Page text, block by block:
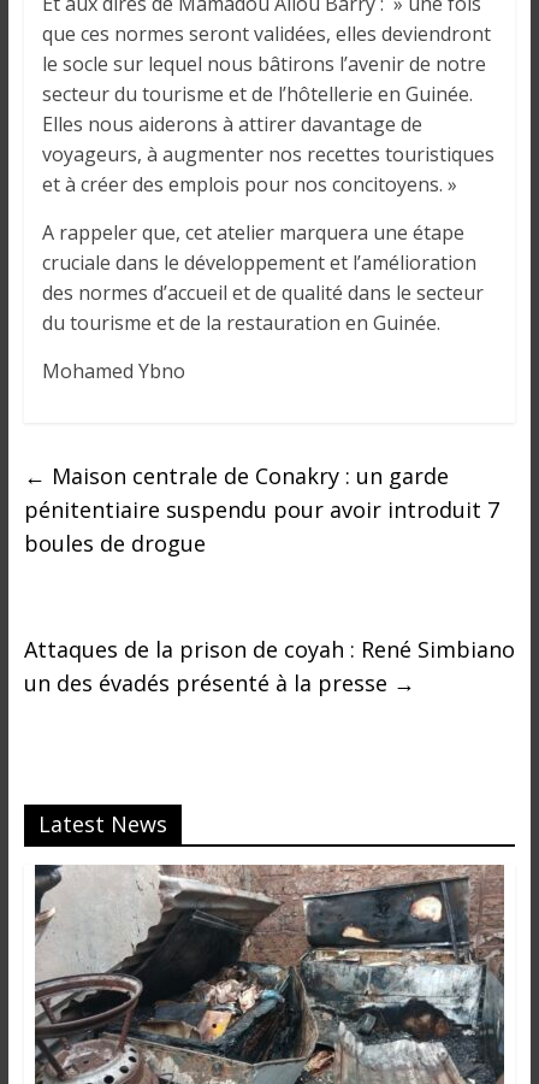
que ces normes seront validées, elles deviendront
le socle sur lequel nous bâtirons l’avenir de notre
secteur du tourisme et de l’hôtellerie en Guinée.
Elles nous aiderons à attirer davantage de
voyageurs, à augmenter nos recettes touristiques
et à créer des emplois pour nos concitoyens. »
A rappeler que, cet atelier marquera une étape
cruciale dans le développement et l’amélioration
des normes d’accueil et de qualité dans le secteur
du tourisme et de la restauration en Guinée.
Mohamed Ybno
← Maison centrale de Conakry : un garde
pénitentiaire suspendu pour avoir introduit 7
boules de drogue
Attaques de la prison de coyah : René Simbiano
un des évadés présenté à la presse →
Latest News